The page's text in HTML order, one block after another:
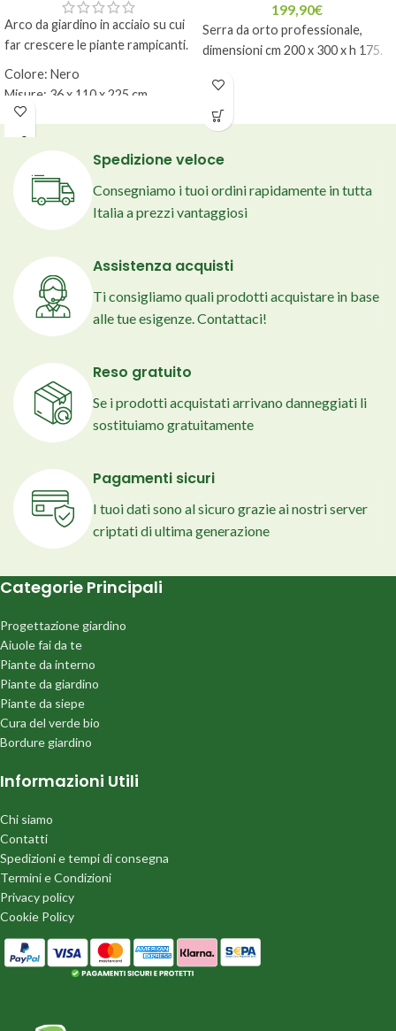
Arco da giardino in acciaio su cui
far crescere le piante rampicanti.
Colore: Nero
Misure: 36 x 110 x 225 cm
199,90€
Serra da orto professionale,
dimensioni cm 200 x 300 x h 175.
Spedizione veloce
Consegniamo i tuoi ordini rapidamente in tutta
Italia a prezzi vantaggiosi
Assistenza acquisti
Ti consigliamo quali prodotti acquistare in base
alle tue esigenze. Contattaci!
Reso gratuito
Se i prodotti acquistati arrivano danneggiati li
sostituiamo gratuitamente
Pagamenti sicuri
I tuoi dati sono al sicuro grazie ai nostri server
criptati di ultima generazione
Categorie Principali
Progettazione giardino
Aiuole fai da te
Piante da interno
Piante da giardino
Piante da siepe
Cura del verde bio
Bordure giardino
Informazioni Utili
Chi siamo
Contatti
Spedizioni e tempi di consegna
Termini e Condizioni
Privacy policy
Cookie Policy